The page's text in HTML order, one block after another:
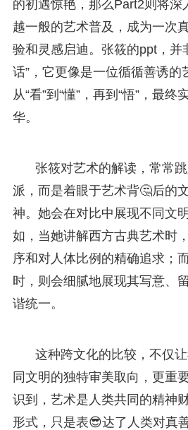
的初遇惊艳，那么Part2则将深
越一般的艺术普及，成为一次
验和灵感启迪。张筱的ppt，并
话”，它更像是一位循循善诱的
从“看”到“懂”，再到“悟”，最
华。
张筱对艺术的解读，常常
派，而是着眼于艺术背🤔后的
神。她会在对比中展现不同文
如，当她讲解西方古典艺术时
序和对人体比例的精确追求；
时，则会细腻地展现其写意、
谐统一。
这种跨文化的比较，不仅
同文明的独特审美取向，更重
识到，艺术是人类共同的精神
形式，只是表😎达了人类对真